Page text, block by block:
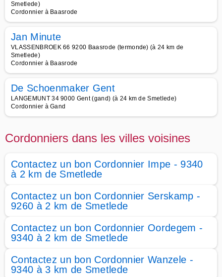
Smetlede)
Cordonnier à Baasrode
Jan Minute
VLASSENBROEK 66 9200 Baasrode (termonde) (à 24 km de
Smetlede)
Cordonnier à Baasrode
De Schoenmaker Gent
LANGEMUNT 34 9000 Gent (gand) (à 24 km de Smetlede)
Cordonnier à Gand
Cordonniers dans les villes voisines
Contactez un bon Cordonnier Impe - 9340
à 2 km de Smetlede
Contactez un bon Cordonnier Serskamp -
9260 à 2 km de Smetlede
Contactez un bon Cordonnier Oordegem -
9340 à 2 km de Smetlede
Contactez un bon Cordonnier Wanzele -
9340 à 3 km de Smetlede